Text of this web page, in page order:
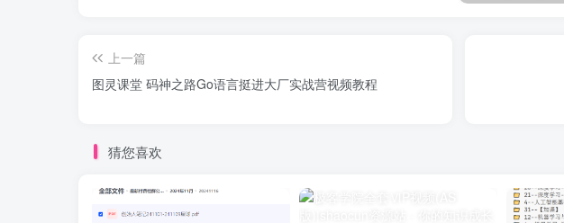
上一篇
图灵课堂 码神之路Go语言挺进大厂实战营视频教程
猜您喜欢